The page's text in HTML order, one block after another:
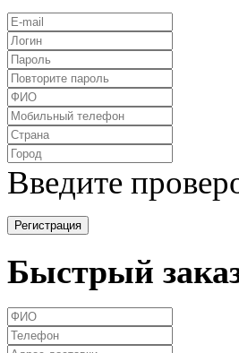
Введите
Быстрый